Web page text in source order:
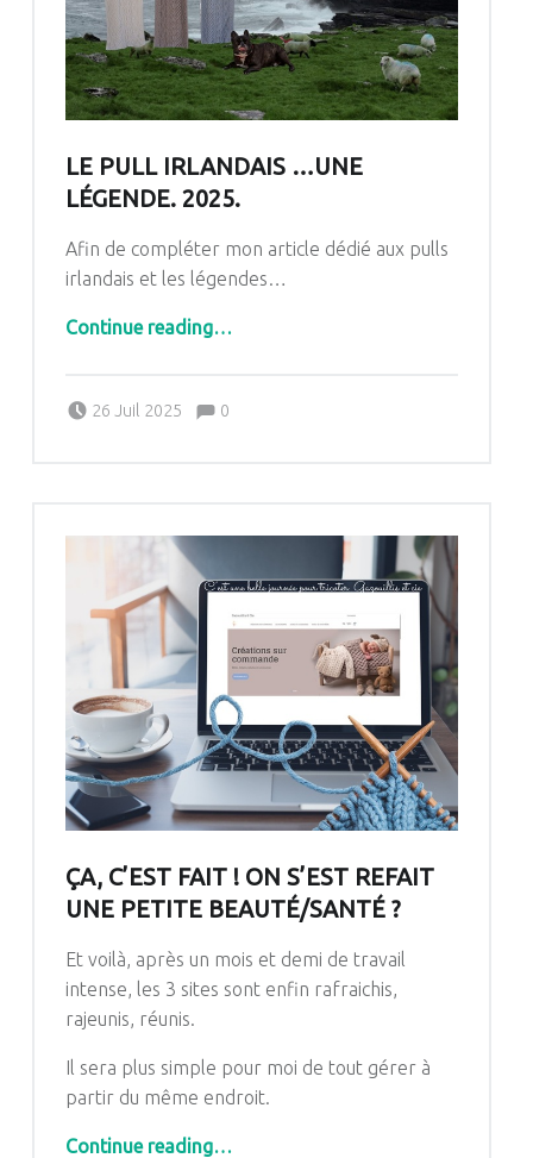
LE PULL IRLANDAIS …UNE
LÉGENDE. 2025.
Afin de compléter mon article dédié aux pulls
irlandais et les légendes…
Continue reading“Le pull Irlandais …une légende. 2025.”
…
26 Juil 2025
Pascale G&-BdC-WKF
Comments:0
ÇA, C’EST FAIT ! ON S’EST REFAIT
UNE PETITE BEAUTÉ/SANTÉ ?
Et voilà, après un mois et demi de travail
intense, les 3 sites sont enfin rafraichis,
rajeunis, réunis.
Il sera plus simple pour moi de tout gérer à
partir du même endroit.
Continue reading“Ça, c’est fait ! On s’est refait une petite beauté/santé ?”…